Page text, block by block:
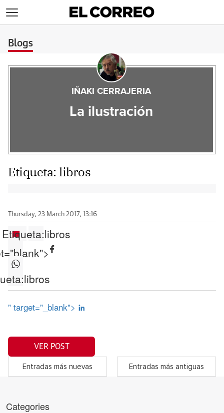
Blogs
IÑAKI CERRAJERIA
La ilustración
Etiqueta:libros
Thursday, 23 March 2017, 13:16
Etiqueta:libros
libros
" target="_blank">
VER POST
Entradas más nuevas Entradas más antiguas
Categories